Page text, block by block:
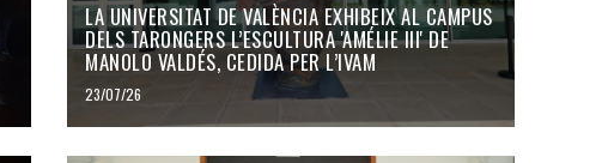
LA UNIVERSITAT DE VALÈNCIA EXHIBEIX AL CAMPUS
DELS TARONGERS L’ESCULTURA 'AMÉLIE III' DE
MANOLO VALDÉS, CEDIDA PER L’IVAM
23/07/26